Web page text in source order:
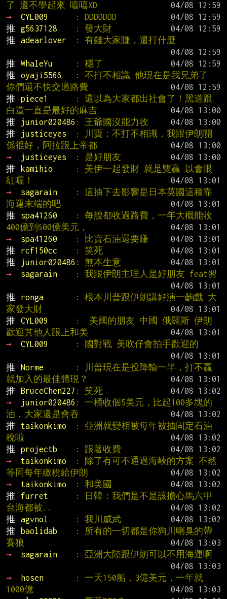
了 還不學起來 嘻嘻XD
→
CYL009 : DDDDDDD
推
g5637128 : 發大財
推
adearlover
: 有錢大家賺，還打什麼
推
WhaleYu : 穩了
推
oyaji5566
: 不打不相識 他現在是我兄弟了
你們還不快交過路費
推
piece1
: 還以為大家都出社會了！黑道跟
白道一直是最好的麻吉
推
junior020486 : 王爺國沒能力收
推
justiceyes
: 川寶：不打不相識，我跟伊朗關
係很好，阿拉跟上帝都
→
justiceyes : 是好朋友
推
kamihio
: 美伊一起發財 就是雙贏 以會眼
紅喔！
→
sagarain
: 這抽下去影響是日本英國這種靠
海運末端的吧
推
spa41260
: 每艘都收過路費，一年大概能收
400億到600億美元，
→
spa41260 : 比賣石油還要賺
推
rcf150cc : 笑死
推
junior020486 : 無本生意
→
sagarain
: 我跟伊朗主理人是好朋友 feat習
推
ronga
: 根本川普跟伊朗講好演一齣戲 大
家發大財
推
CYL009
:  美國的朋友 中國 俄羅斯 伊朗
歡迎其他人跟上和美
→
CYL009
: 國對戰 美吹仔會拍手歡迎的
推
Norme
: 川普現在是投降輸一半，打不贏
就加入的最佳體現？
推
BruceChen227 : 笑死
→
junior020486 : 一桶收個5美元，比起100多塊的
油，大家還是會吞
推
taikonkimo
: 亞洲就變相被每年被抽固定石油
稅啦
推
projectb : 跟著收費
→
taikonkimo
: 除了有可不通過海峽的方案 不然
等同每年繳稅給伊朗
→
taikonkimo : 和美國
推
furret
: 日韓：我們是不是該擔心馬六甲
台海都被..
推
agvnol : 我川威武
推
baolidab
: 所有的一切都是你狗川喇臭的帶
賽狼
→
sagarain
: 亞洲大陸跟伊朗可以不用海運啊
→
hosen
: 一天150船，3億美元，一年就
1000億